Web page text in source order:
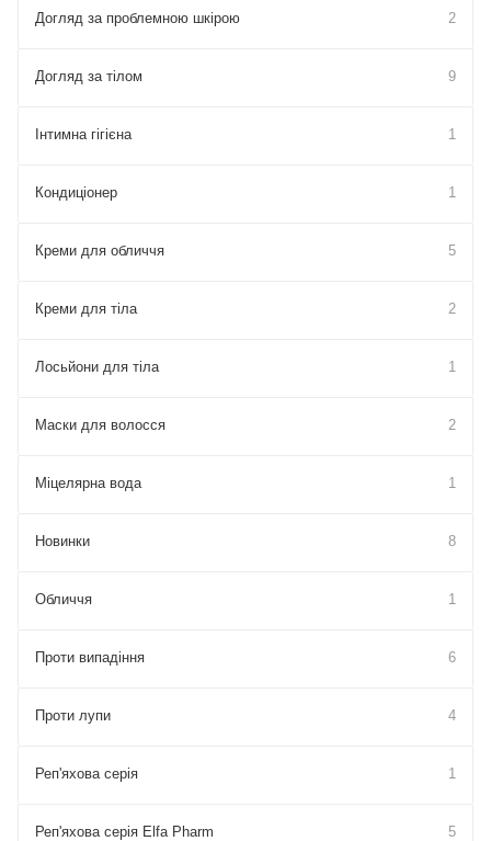
Догляд за проблемною шкірою 2
Догляд за тілом 9
Інтимна гігієна 1
Кондиціонер 1
Креми для обличчя 5
Креми для тіла 2
Лосьйони для тіла 1
Маски для волосся 2
Міцелярна вода 1
Новинки 8
Обличчя 1
Проти випадіння 6
Проти лупи 4
Реп'яхова серія 1
Реп'яхова серія Elfa Pharm 5